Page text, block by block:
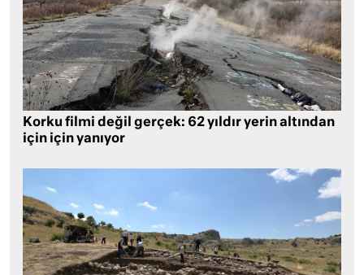
Korku filmi değil gerçek: 62 yıldır yerin altından
için için yanıyor